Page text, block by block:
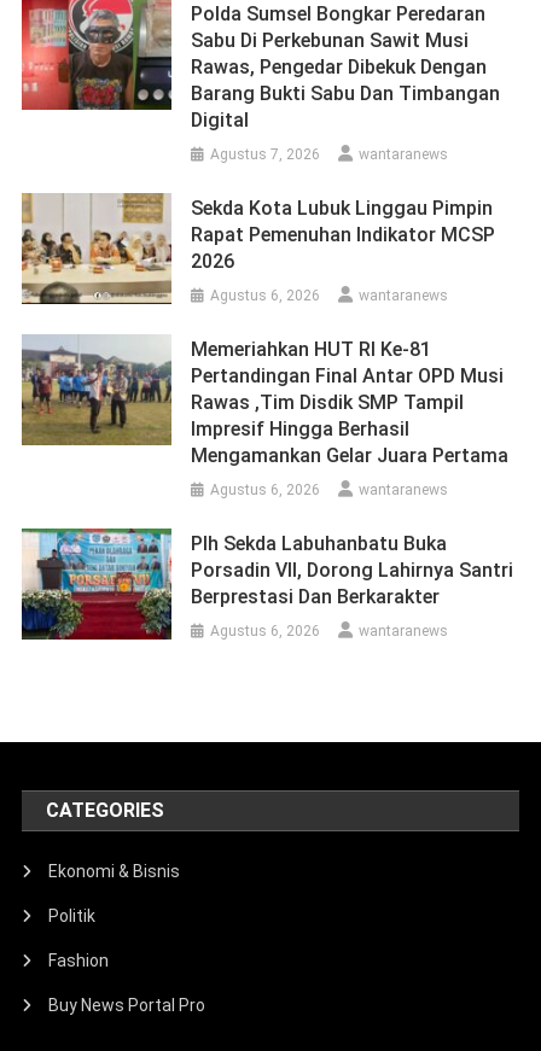
Polda Sumsel Bongkar Peredaran
Sabu Di Perkebunan Sawit Musi
Rawas, Pengedar Dibekuk Dengan
Barang Bukti Sabu Dan Timbangan
Digital
Agustus 7, 2026 wantaranews
Sekda Kota Lubuk Linggau Pimpin
Rapat Pemenuhan Indikator MCSP
2026
Agustus 6, 2026 wantaranews
Memeriahkan HUT RI Ke-81
Pertandingan Final Antar OPD Musi
Rawas ,Tim Disdik SMP Tampil
Impresif Hingga Berhasil
Mengamankan Gelar Juara Pertama
Agustus 6, 2026 wantaranews
Plh Sekda Labuhanbatu Buka
Porsadin VII, Dorong Lahirnya Santri
Berprestasi Dan Berkarakter
Agustus 6, 2026 wantaranews
CATEGORIES
Ekonomi & Bisnis
Politik
Fashion
Buy News Portal Pro